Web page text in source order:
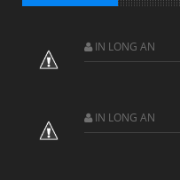
IN LONG AN
IN LONG AN